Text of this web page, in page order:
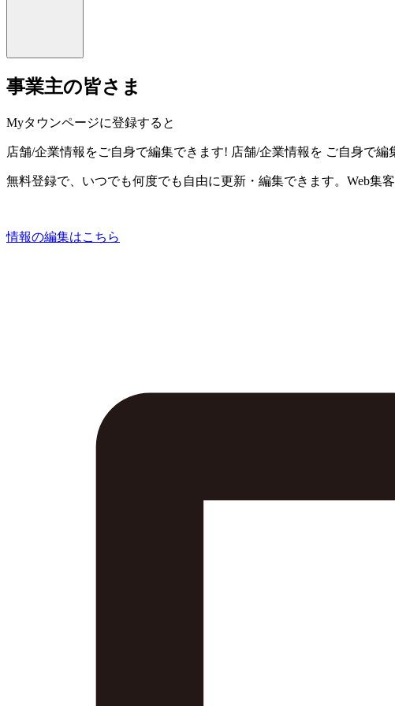
事業主の皆さま
Myタウンページに登録すると
店舗/企業情報をご自身で編集できます! 店舗/企業情報を ご自身で編
無料登録で、いつでも何度でも自由に更新・編集できます。Web集
情報の編集はこちら